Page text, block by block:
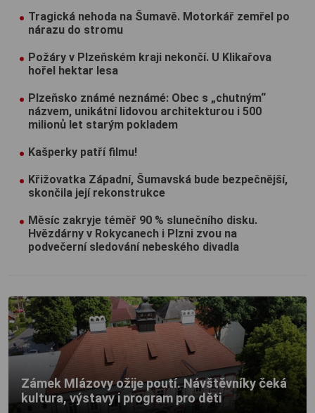
Tragická nehoda na Šumavě. Motorkář zemřel po
nárazu do stromu
Požáry v Plzeňském kraji nekončí. U Klikařova
hořel hektar lesa
Plzeňsko známé neznámé: Obec s „chutným“
názvem, unikátní lidovou architekturou i 500
milionů let starým pokladem
Kašperky patří filmu!
Křižovatka Západní, Šumavská bude bezpečnější,
skončila její rekonstrukce
Měsíc zakryje téměř 90 % slunečního disku.
Hvězdárny v Rokycanech i Plzni zvou na
podvečerní sledování nebeského divadla
Zámek Mlázovy ožije poutí. Návštěvníky čeká
kultura, výstavy i program pro děti